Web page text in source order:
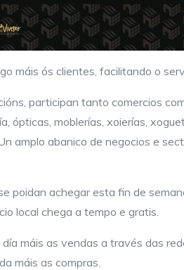
máis ós clientes, facilitando o
participan tanto comercios
ópticas, moblerías, xoierías,
amplo abanico de negocios e
poidan achegar esta fin de
local chega a tempo e gratis.
máis as vendas a través das
máis as compras.